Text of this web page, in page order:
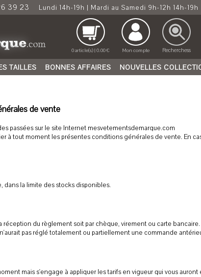
39 23 Lundi 14h-19h | Mardi au Samedi 9h-12h 14h-19h
0 article(s) | 0.00 € Mon compte Recherchess
TAILLES BONNES AFFAIRES NOUVELLES
de vente
passées sur le site Internet mesvetementsdemarque.com
à tout moment les présentes conditions générales de vente. En
dans la limite des stocks disponibles.
du règlement soit par chèque, virement ou carte
pas réglé totalement ou partiellement une commande
mais s'engage à appliquer les tarifs en vigueur qui vous